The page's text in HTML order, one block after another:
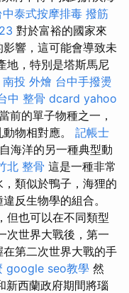
中泰式按摩排毒 撥筋
對於富裕的國家來
響，這可能會導致未
地，特別是塔斯馬尼
南投 外燴 台中手撥燙
中 整骨 dcard yahoo
前的單子物種之一，
物相對應。 記帳士
海洋的另一種典型動
北 整骨 這是一種非常
類似於鴨子，海狸的
反生物學的組合。
但也可以在不同類型
次世界大戰後，第一
第二次世界大戰的手
google seo教學 然
新西蘭政府期間將瑙